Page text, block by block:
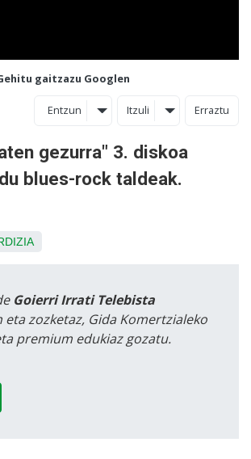
gaitzazu Googlen
Entzun Itzuli Erraztu
gezurra" 3. diskoa
blues-rock taldeak.
Goierri Irrati Telebista
eta zozketaz, Gida Komertzialeko
premium edukiaz gozatu.